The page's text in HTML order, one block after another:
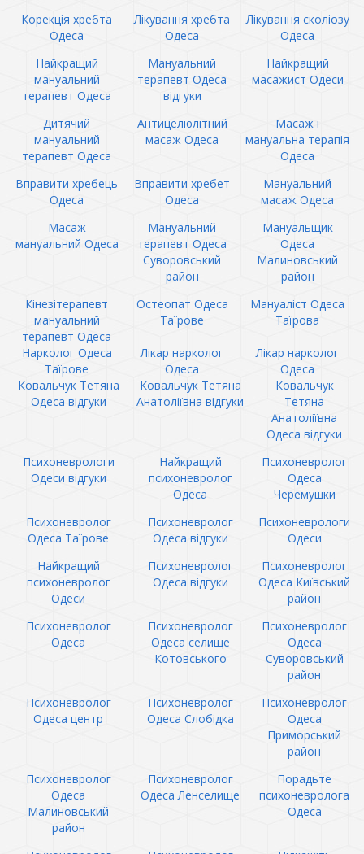
Корекція хребта
Одеса
Лікування хребта
Одеса
Лікування сколіозу
Одеса
Найкращий
мануальний
терапевт Одеса
Мануальний
терапевт Одеса
відгуки
Найкращий
масажист Одеси
Дитячий
мануальний
терапевт Одеса
Антицелюлітний
масаж Одеса
Масаж і
мануальна терапія
Одеса
Вправити хребець
Одеса
Вправити хребет
Одеса
Мануальний
масаж Одеса
Масаж
мануальний Одеса
Мануальний
терапевт Одеса
Суворовський
район
Мануальщик
Одеса
Малиновський
район
Кінезітерапевт
мануальний
терапевт Одеса
Остеопат Одеса
Таїрове
Мануаліст Одеса
Таїрова
Нарколог Одеса
Таїрове
Лікар нарколог
Одеса
Лікар нарколог
Одеса
Ковальчук Тетяна
Одеса відгуки
Ковальчук Тетяна
Анатоліївна відгуки
Ковальчук
Тетяна
Анатоліївна
Одеса відгуки
Психоневрологи
Одеси відгуки
Найкращий
психоневролог
Одеса
Психоневролог
Одеса
Черемушки
Психоневролог
Одеса Таїрове
Психоневролог
Одеса відгуки
Психоневрологи
Одеси
Найкращий
психоневролог
Одеси
Психоневролог
Одеса відгуки
Психоневролог
Одеса Київський
район
Психоневролог
Одеса
Психоневролог
Одеса селище
Котовського
Психоневролог
Одеса
Суворовський
район
Психоневролог
Одеса центр
Психоневролог
Одеса Слобідка
Психоневролог
Одеса
Приморський
район
Психоневролог
Одеса
Малиновський
район
Психоневролог
Одеса Ленселище
Порадьте
психоневролога
Одеса